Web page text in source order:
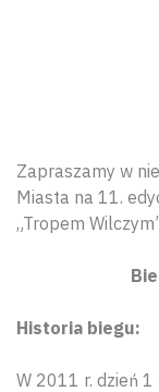
Zapraszamy w
Miasta na 11.
„Tropem
Historia biegu:
W 2011 r. dzień